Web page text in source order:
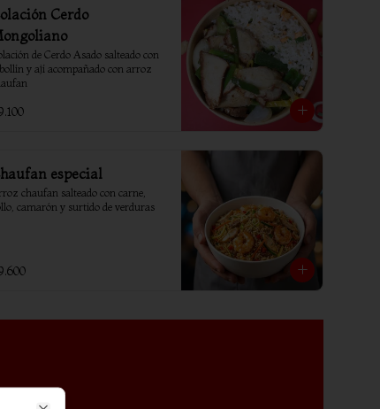
Cerdo
de Cerdo Asado salteado con
y ají acompañado con arroz
especial
chaufan salteado con carne,
camarón y surtido de verduras